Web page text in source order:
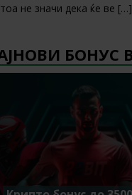
не значи дека ќе ве […]
БОНУС